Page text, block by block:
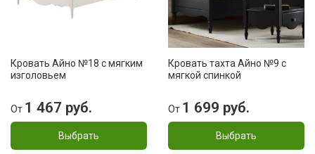
Кровать Айно №18 с мягким
изголовьем
От 1 467 руб.
Выбрать
Кровать тахта Айно №9 с
мягкой спинкой
От 1 699 руб.
Выбрать